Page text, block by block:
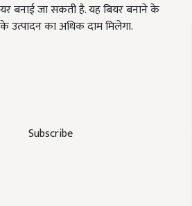
Subscribe
बनाई जा सकती है. यह बियर बनाने के
उत्पादन का अधिक दाम मिलेगा.